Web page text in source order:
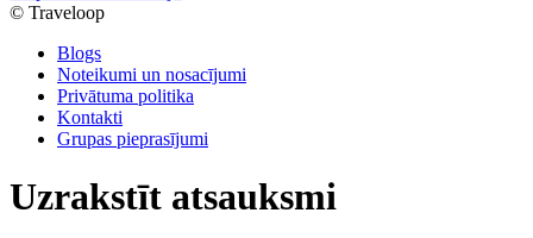
© Traveloop
Blogs
Noteikumi un nosacījumi
Privātuma politika
Kontakti
Grupas pieprasījumi
Uzrakstīt atsauksmi